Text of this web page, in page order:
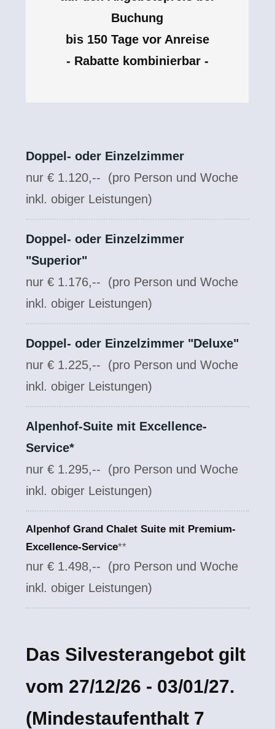
Buchung
bis 150 Tage vor Anreise
- Rabatte kombinierbar -
Doppel- oder Einzelzimmer
nur € 1.120,--
(pro Person und Woche
inkl. obiger Leistungen)
Doppel- oder Einzelzimmer
"Superior"
nur € 1.176,--
(pro Person und Woche
inkl. obiger Leistungen)
Doppel- oder Einzelzimmer "Deluxe"
nur € 1.225,--
(pro Person und Woche
inkl. obiger Leistungen)
Alpenhof-Suite mit Excellence-
Service*
nur € 1.295,--
(pro Person und Woche
inkl. obiger Leistungen)
Alpenhof Grand Chalet Suite mit Premium-
Excellence-Service**
nur € 1.498,--
(pro Person und Woche
inkl. obiger Leistungen)
Das Silvesterangebot gilt
vom 27/12/26 - 03/01/27.
(Mindestaufenthalt 7